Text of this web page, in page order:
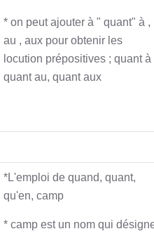
* on peut ajouter à " quant" à ,
au , aux pour obtenir les
locution prépositives ; quant à
quant au, quant aux
*L'emploi de quand, quant,
qu'en, camp
* camp est un nom qui